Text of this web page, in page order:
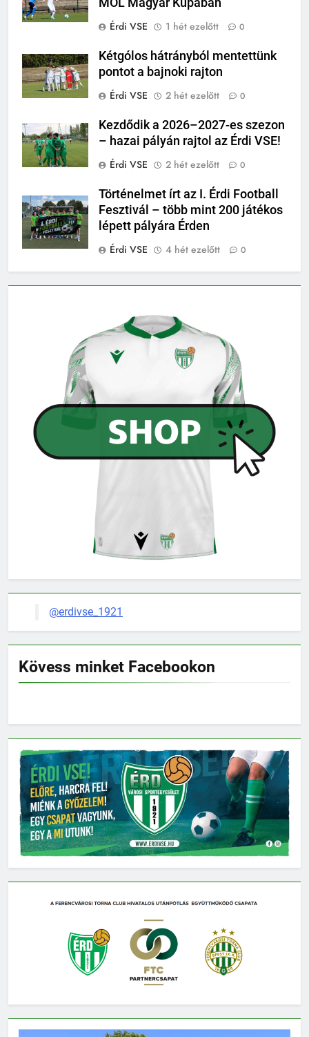
Érdi VSE
1 hét ezelőtt 0
Kétgólos hátrányból mentettünk
pontot a bajnoki rajton
Érdi VSE
2 hét ezelőtt 0
Kezdődik a 2026–2027-es szezon
– hazai pályán rajtol az Érdi VSE!
Érdi VSE
2 hét ezelőtt 0
Történelmet írt az I. Érdi Football
Fesztivál – több mint 200 játékos
lépett pályára Érden
Érdi VSE
4 hét ezelőtt 0
@erdivse_1921
Kövess minket Facebookon